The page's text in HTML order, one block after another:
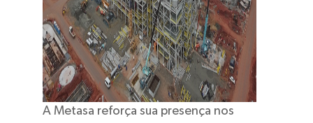
A Metasa reforça sua presença nos